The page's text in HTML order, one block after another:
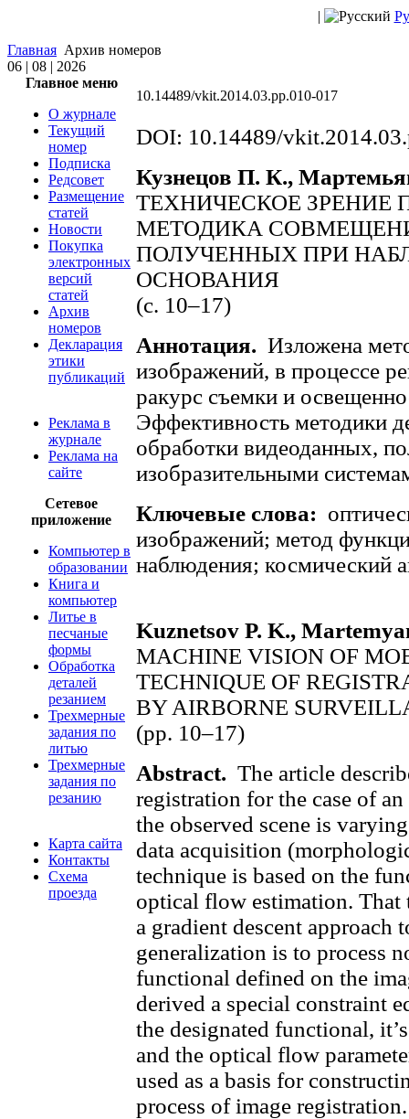
|
Главная Архив номеров
06 | 08 | 2026
Главное меню
О журнале
Текущий
номер
Подписка
Редсовет
Размещение
статей
Новости
Покупка
электронных
версий
статей
Архив
номеров
Декларация
этики
публикаций
Реклама в
журнале
Реклама на
сайте
Сетевое
приложение
Компьютер в
образовании
Книга и
компьютер
Литье в
песчаные
формы
Обработка
деталей
резанием
Трехмерные
задания по
литью
Трехмерные
задания по
резанию
Карта сайта
Контакты
Схема
проезда
10.14489/vkit.2014.03.pp.010-017
DOI: 10.14489/
Кузнецов П. К.,
ТЕХНИЧЕСКОЕ
МЕТОДИКА
ПОЛУЧЕННЫХ ПРИ
ОСНОВАНИЯ
(с. 10–17)
Аннотация. Изложена
изображений, в процессе
ракурс съемки и
Эффективность методики
обработки видеоданных,
изобразительными
Ключевые слова:
изображений; метод
наблюдения; космический
Kuznetsov P. K.,
MACHINE VISION OF
TECHNIQUE OF
BY AIRBORNE
(pp. 10–17)
Abstract. The article
registration for the case of
the observed scene is
data acquisition
technique is based on the
optical flow estimation. That
a gradient descent approach
generalization is to process
functional defined on the
derived a special constraint
the designated functional,
and the optical flow
used as a basis for
process of image